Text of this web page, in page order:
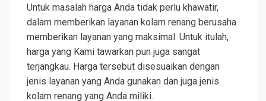
Untuk masalah harga Anda tidak perlu khawatir,
dalam memberikan layanan kolam renang berusaha
memberikan layanan yang maksimal. Untuk itulah,
harga yang Kami tawarkan pun juga sangat
terjangkau. Harga tersebut disesuaikan dengan
jenis layanan yang Anda gunakan dan juga jenis
kolam renang yang Anda miliki.